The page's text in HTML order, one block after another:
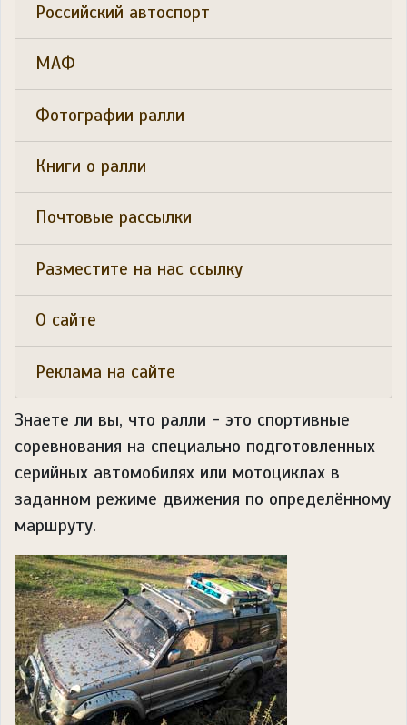
Российский автоспорт
МАФ
Фотографии ралли
Книги о ралли
Почтовые рассылки
Разместите на нас ссылку
О сайте
Реклама на сайте
Знаете ли вы, что ралли - это спортивные
соревнования на специально подготовленных
серийных автомобилях или мотоциклах в
заданном режиме движения по определённому
маршруту.